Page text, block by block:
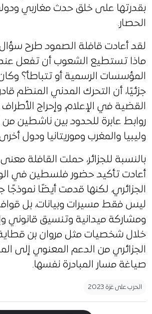
بقدرتها على خلق حدث مغاربي
الحصار.
لقد أعادت قافلة الصمود طرح
ماذا تستطيع الشعوب أن تفعل
المؤسسات الرسمية أو تتباطأ؟
جزئيًا، أن التحرك المدني المنظم
القضية في الإعلام، وإحراج الأطراف
روابط عابرة للحدود بين ناشطين من
وليبيا والمغرب وموريتانيا ودول
بالنسبة للجزائر، حملت القافلة
أعادت تأكيد حضور فلسطين في
الجزائري، لكنها قدمت أيضًا نموذجًا
ليس فقط مسيرات وبيانات، بل
ومشاركة ميدانية وتنسيق قانوني
خلال شخصيات مثل مروان بن قطاية،
الجزائري من الدعم المعنوي إلى
صياغة مسار المبادرة نفسها.
الحرب على غزة 2023